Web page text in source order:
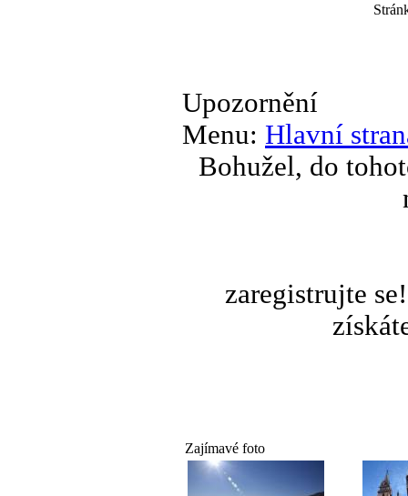
Upozornění
Menu: Hlavní
Bohužel, do
zaregistrujte
Zajímavé foto